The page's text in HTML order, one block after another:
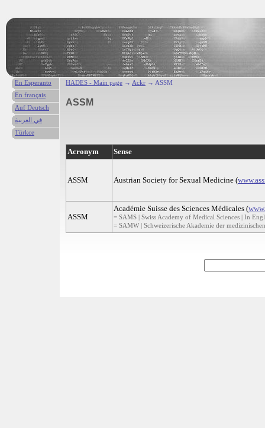
HADES - Main page → Ackr → ASSM
ASSM
Acronym Sense
ASSM Austrian Society for Sexual Medicine (
ASSM
Académie Suisse des Sciences Médicales (
= SAMS | Swiss Academy of Medical Sciences | In
= SAMW | Schweizerische Akademie der
En Esperanto
En français
Auf Deutsch
في العربية
Türkce